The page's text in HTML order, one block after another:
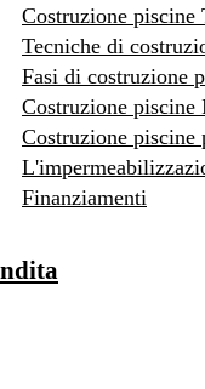
Costruzione piscine
Tecniche di
Fasi di costruzione
Costruzione piscine
Costruzione
Finanziamenti